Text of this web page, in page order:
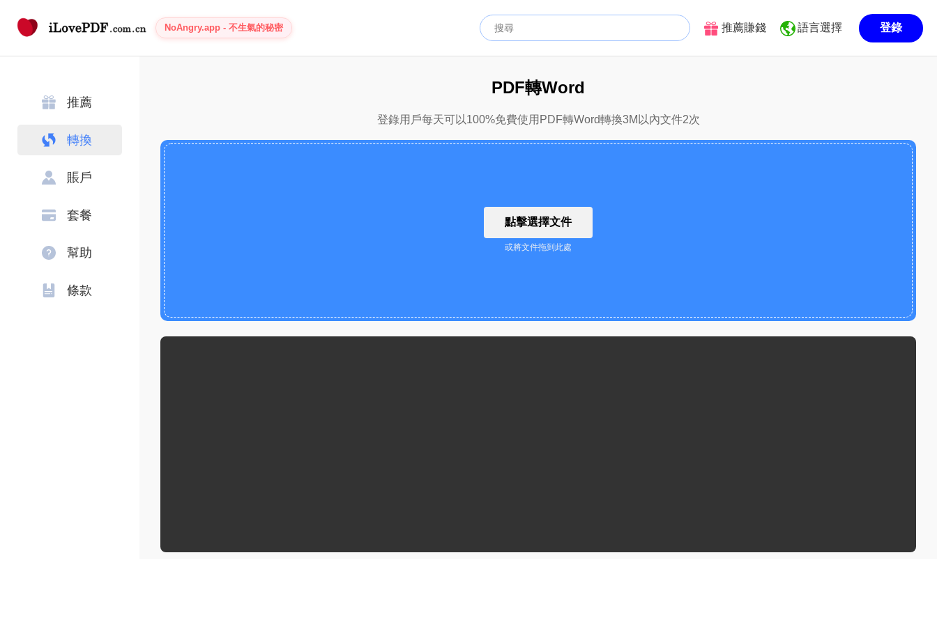
NoAngry.app - 不生氣的秘密 推薦賺錢 語言選擇 登錄
推薦
轉換
賬戶
套餐
幫助
條款
PDF轉Word
登錄用戶每天可以100%免費使用PDF轉Word轉換3M以內文件2次
點擊選擇文件
或將文件拖到此處